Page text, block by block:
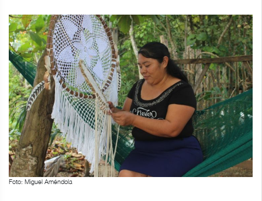
Foto: Miguel Améndola